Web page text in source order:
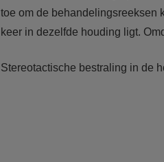
toe om de behandelingsreeksen
keer in dezelfde houding ligt.
Stereotactische bestraling in de